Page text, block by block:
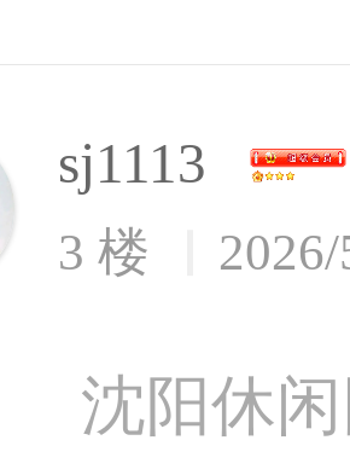
sj1113
3 楼
沈阳休